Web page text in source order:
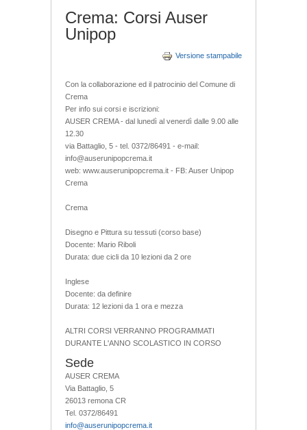
Crema: Corsi Auser
Unipop
Versione stampabile
Con la collaborazione ed il patrocinio del Comune di
Crema
Per info sui corsi e iscrizioni:
AUSER CREMA - dal lunedì al venerdì dalle 9.00 alle
12.30
via Battaglio, 5 - tel. 0372/86491 - e-mail:
info@auserunipopcrema.it
web: www.auserunipopcrema.it - FB: Auser Unipop
Crema
Crema
Disegno e Pittura su tessuti (corso base)
Docente: Mario Riboli
Durata: due cicli da 10 lezioni da 2 ore
Inglese
Docente: da definire
Durata: 12 lezioni da 1 ora e mezza
ALTRI CORSI VERRANNO PROGRAMMATI
DURANTE L'ANNO SCOLASTICO IN CORSO
Sede
AUSER CREMA
Via Battaglio, 5
26013 remona CR
Tel. 0372/86491
info@auserunipopcrema.it